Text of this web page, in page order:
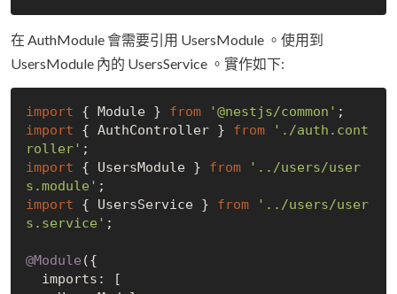
在 AuthModule 會需要引用 UsersModule 。使用到
UsersModule 內的 UsersService 。實作如下:
import { Module } from '@nestjs/common'
import { AuthController } from
'./auth.cont
roller'
import { UsersModule } from
'../users/user
s.module'
import { UsersService } from
'../users/user
s.service' ;
@Module ({